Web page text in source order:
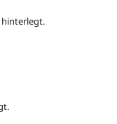
hinterlegt.